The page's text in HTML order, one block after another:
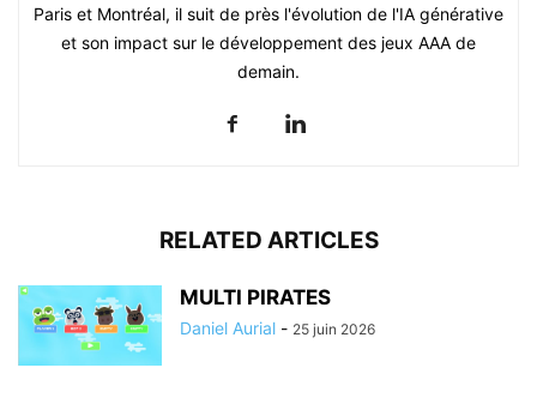
Paris et Montréal, il suit de près l'évolution de l'IA générative
et son impact sur le développement des jeux AAA de
demain.
RELATED ARTICLES
MULTI PIRATES
Daniel Aurial - 25 juin 2026